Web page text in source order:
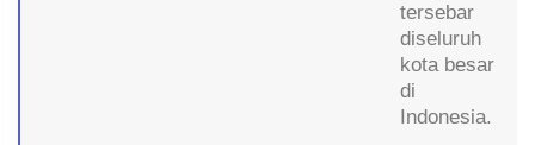
tersebar
diseluruh
kota besar
di
Indonesia.